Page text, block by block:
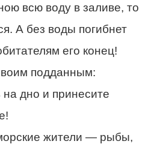
всю воду в заливе, то
А без воды погибнет
его конец!
подданным:
дно и принесите
жители — рыбы,